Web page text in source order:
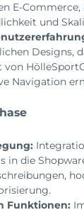
E-Commerce,
und
Designs,
Navigation
in die
Funktionen: